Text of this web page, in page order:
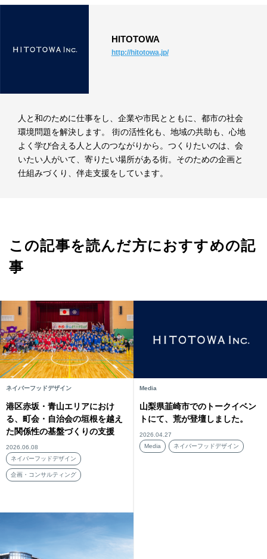
HITOTOWA
http://hitotowa.jp/
人と和のために仕事をし、企業や市民とともに、都市の社会
環境問題を解決します。 街の活性化も、地域の共助も、心地
よく学び合える人と人のつながりから。つくりたいのは、会
いたい人がいて、寄りたい場所がある街。そのための企画と
仕組みづくり、伴走支援をしています。
この記事を読んだ方におすすめの記
事
ネイバーフッドデザイン
港区赤坂・青山エリアにおけ
る、町会・自治会の垣根を越え
た関係性の基盤づくりの支援
2026.06.08
ネイバーフッドデザイン
企画・コンサルティング
Media
山梨県韮崎市でのトークイベン
トにて、荒が登壇しました。
2026.04.27
Media
ネイバーフッドデザイン